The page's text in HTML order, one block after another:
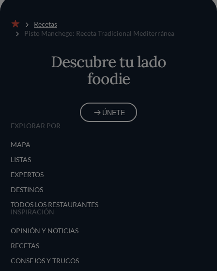
Inicio
Recetas
Pisto Manchego: Receta Tradicional Mediterránea
Descubre tu lado
foodie
ÚNETE
EXPLORAR POR
MAPA
LISTAS
EXPERTOS
DESTINOS
TODOS LOS RESTAURANTES
INSPIRACIÓN
OPINIÓN Y NOTICIAS
RECETAS
CONSEJOS Y TRUCOS